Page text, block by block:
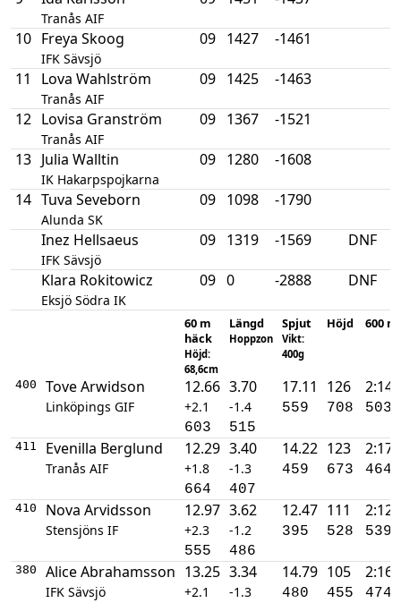
Tranås AIF
10 Freya Skoog
IFK Sävsjö
09 1427 -1461
11 Lova Wahlström
Tranås AIF
09 1425 -1463
12 Lovisa Granström
Tranås AIF
09 1367 -1521
13 Julia Walltin
IK Hakarpspojkarna
09 1280 -1608
14 Tuva Seveborn
Alunda SK
09 1098 -1790
Inez Hellsaeus
IFK Sävsjö
09 1319 -1569 DNF
Klara Rokitowicz
Eksjö Södra IK
09 0 -2888 DNF
60 m
häck
Höjd:
68,6cm
Längd
Hoppzon
Spjut
Vikt:
400g
Höjd 600 m
400 Tove Arwidson
Linköpings GIF
12.66
+2.1
603
3.70
-1.4
515
17.11
559
126
708 503
411 Evenilla Berglund
Tranås AIF
12.29
+1.8
664
3.40
-1.3
407
14.22
459
123
673 464
410 Nova Arvidsson
Stensjöns IF
12.97
+2.3
555
3.62
-1.2
486
12.47
395
111
528 539
380 Alice Abrahamsson
IFK Sävsjö
13.25
+2.1
3.34
-1.3
14.79
480
105
455 474